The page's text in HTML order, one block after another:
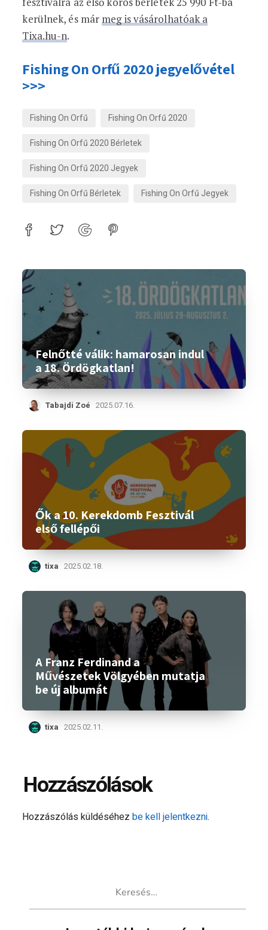
kerülnek, és már meg is vásárolhatóak a
Tixa.hu-n.
Fishing On Orfű 2020 jegyelővétel
>>>
Fishing On Orfű
Fishing On Orfű 2020
Fishing On Orfű 2020 Bérletek
Fishing On Orfű 2020 Jegyek
Fishing On Orfű Bérletek
Fishing On Orfű Jegyek
Felnőtté válik: hamarosan indul
a 18. Ördögkatlan!
Tabajdi Zoé 2025.07.16.
Ők a 10. Kerekdomb Fesztivál
első fellépői
tixa 2025.02.18.
A Franz Ferdinand a
Művészetek Völgyében mutatja
be új albumát
tixa 2025.02.11.
Hozzászólások
Hozzászólás küldéséhezbe kell jelentkezni.